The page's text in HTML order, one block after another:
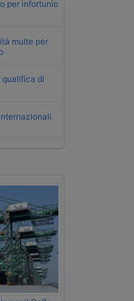
per infortunio
multe per
qualifica di